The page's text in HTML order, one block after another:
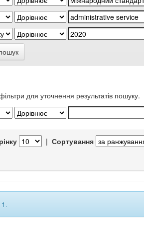
для уточнення результатів пошуку.
| Сортування
1.